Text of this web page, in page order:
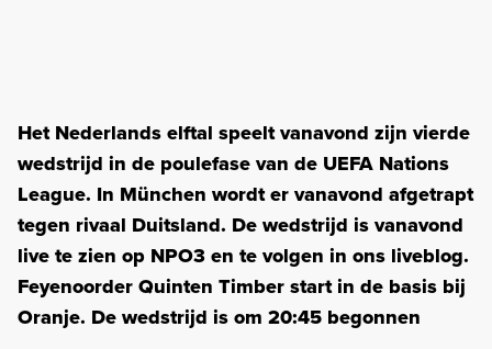
Het Nederlands elftal speelt vanavond zijn vierde
wedstrijd in de poulefase van de UEFA Nations
League. In München wordt er vanavond afgetrapt
tegen rivaal Duitsland. De wedstrijd is vanavond
live te zien op NPO3 en te volgen in ons liveblog.
Feyenoorder Quinten Timber start in de basis bij
Oranje. De wedstrijd is om 20:45 begonnen